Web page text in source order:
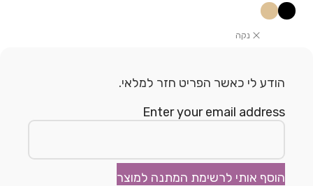
נקה
הודע לי כאשר הפריט חזר למלאי.
Enter your email address
הוסף אותי לרשימת המתנה למוצר